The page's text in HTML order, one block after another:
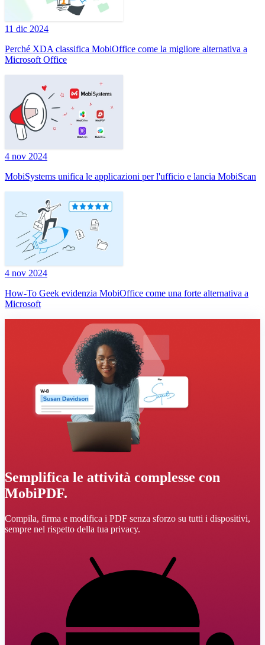
11 dic 2024
Perché XDA classifica MobiOffice come la migliore alternativa a
Microsoft Office
4 nov 2024
MobiSystems unifica le applicazioni per l'ufficio e lancia MobiScan
4 nov 2024
How-To Geek evidenzia MobiOffice come una forte alternativa a
Microsoft
Semplifica le attività complesse con
MobiPDF.
Compila, firma e modifica i PDF senza sforzo su tutti i dispositivi,
sempre nel rispetto della tua privacy.